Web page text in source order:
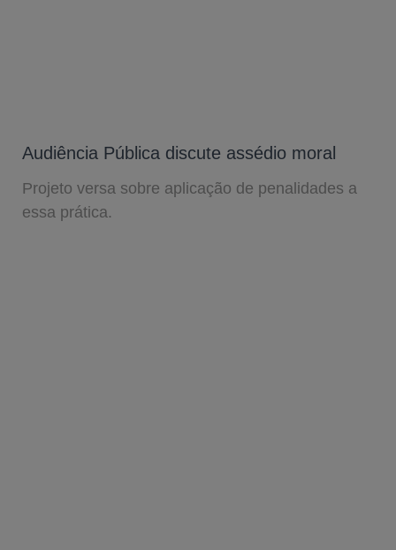
Audiência Pública discute assédio moral
Projeto versa sobre aplicação de penalidades a
essa prática.